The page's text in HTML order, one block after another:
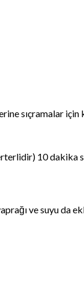
sıçramalar
10 dakika
ve suyu da